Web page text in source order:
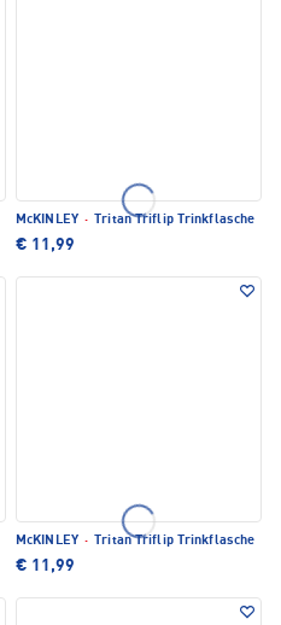
McKINLEY · Tritan Triflip Trinkflasche
€ 11,99
McKINLEY · Tritan Triflip Trinkflasche
€ 11,99